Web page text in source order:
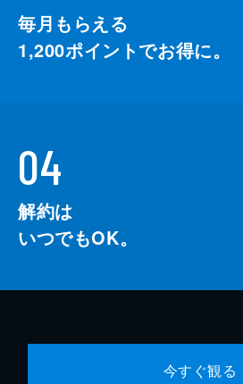
毎月もらえる
1,200ポイントでお得に。
04
解約は
いつでもOK。
今すぐ観る